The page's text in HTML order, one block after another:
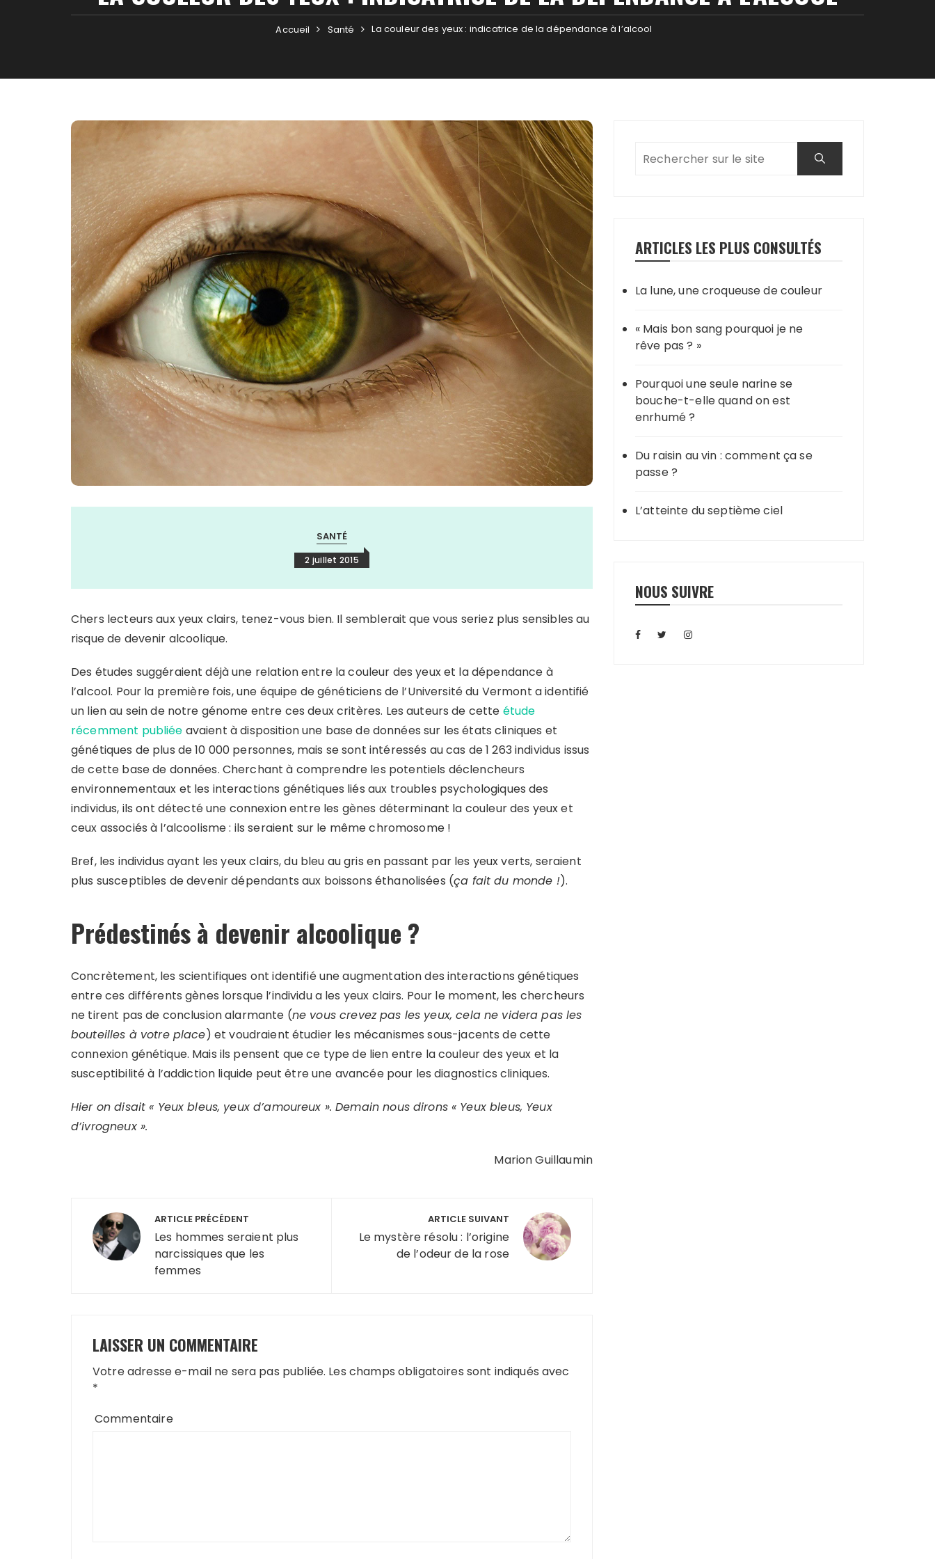
Accueil Santé La couleur des yeux : indicatrice de la dépendance à l’alcool
SANTÉ
2 juillet 2015
Chers lecteurs aux yeux clairs, tenez-vous bien. Il semblerait que vous seriez plus sensibles au
risque de devenir alcoolique.
Des études suggéraient déjà une relation entre la couleur des yeux et la dépendance à
l’alcool. Pour la première fois, une équipe de généticiens de l’Université du Vermont a identifié
un lien au sein de notre génome entre ces deux critères. Les auteurs de cette étude
récemment publiée avaient à disposition une base de données sur les états cliniques et
génétiques de plus de 10 000 personnes, mais se sont intéressés au cas de 1 263 individus issus
de cette base de données. Cherchant à comprendre les potentiels déclencheurs
environnementaux et les interactions génétiques liés aux troubles psychologiques des
individus, ils ont détecté une connexion entre les gènes déterminant la couleur des yeux et
ceux associés à l’alcoolisme : ils seraient sur le même chromosome !
Bref, les individus ayant les yeux clairs, du bleu au gris en passant par les yeux verts, seraient
plus susceptibles de devenir dépendants aux boissons éthanolisées (ça fait du monde !).
Prédestinés à devenir alcoolique ?
Concrètement, les scientifiques ont identifié une augmentation des interactions génétiques
entre ces différents gènes lorsque l’individu a les yeux clairs. Pour le moment, les chercheurs
ne tirent pas de conclusion alarmante (ne vous crevez pas les yeux, cela ne videra pas les
bouteilles à votre place) et voudraient étudier les mécanismes sous-jacents de cette
connexion génétique. Mais ils pensent que ce type de lien entre la couleur des yeux et la
susceptibilité à l’addiction liquide peut être une avancée pour les diagnostics cliniques.
Hier on disait « Yeux bleus, yeux d’amoureux ». Demain nous dirons « Yeux bleus, Yeux
d’ivrogneux ».
Marion Guillaumin
Navigation
de
l’article
ARTICLE PRÉCÉDENT
Les hommes seraient plus
narcissiques que les
femmes
ARTICLE SUIVANT
Le mystère résolu : l’origine
de l’odeur de la rose
LAISSER UN COMMENTAIRE
Votre adresse e-mail ne sera pas publiée. Les champs obligatoires sont indiqués avec
*
Commentaire
ARTICLES LES PLUS CONSULTÉS
La lune, une croqueuse de couleur
« Mais bon sang pourquoi je ne
rêve pas ? »
Pourquoi une seule narine se
bouche-t-elle quand on est
enrhumé ?
Du raisin au vin : comment ça se
passe ?
L’atteinte du septième ciel
NOUS SUIVRE